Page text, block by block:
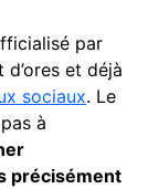
par
et déjà
sociaux. Le
à
précisément